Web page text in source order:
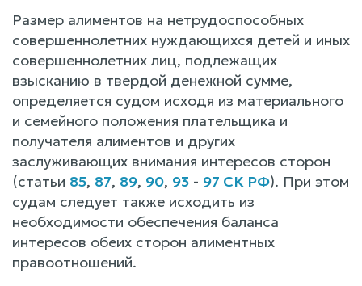
Размер алиментов на нетрудоспособных
совершеннолетних нуждающихся детей и иных
совершеннолетних лиц, подлежащих
взысканию в твердой денежной сумме,
определяется судом исходя из материального
и семейного положения плательщика и
получателя алиментов и других
заслуживающих внимания интересов сторон
(статьи 85, 87, 89, 90, 93 - 97 СК РФ). При этом
судам следует также исходить из
необходимости обеспечения баланса
интересов обеих сторон алиментных
правоотношений.